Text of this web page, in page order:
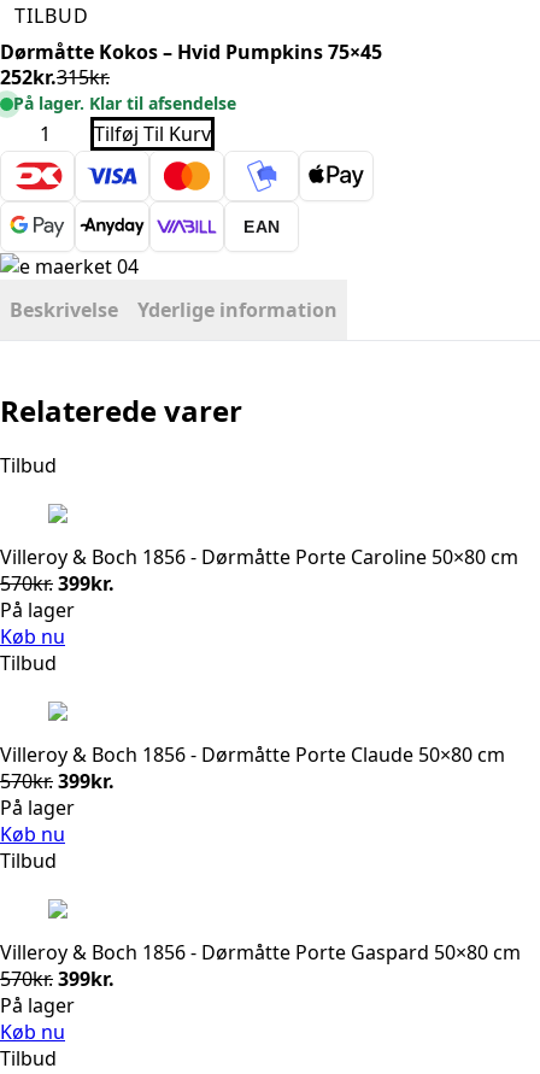
TILBUD
Dørmåtte Kokos – Hvid Pumpkins 75×45
315kr.
Den
oprindelige
var:
315kr..
252kr.
Den
aktuelle
er:
252kr..
På lager. Klar til afsendelse
Dørmåtte
Kokos
-
Hvid
Pumpkins
75x45
antal
Tilføj Til Kurv
EAN
Beskrivelse Yderlige information
Relaterede varer
Tilbud
Villeroy & Boch 1856 - Dørmåtte Porte Caroline 50×80 cm
570kr.Den
oprindelige
pris
399kr.
På lager
Køb nu
Tilbud
Villeroy & Boch 1856 - Dørmåtte Porte Claude 50×80 cm
570kr.Den
oprindelige
pris
399kr.
På lager
Køb nu
Tilbud
Villeroy & Boch 1856 - Dørmåtte Porte Gaspard 50×80 cm
570kr.Den
oprindelige
pris
399kr.
På lager
Køb nu
Tilbud